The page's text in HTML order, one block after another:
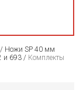
/ Ножи SP 40 мм
и 693 / Комплекты